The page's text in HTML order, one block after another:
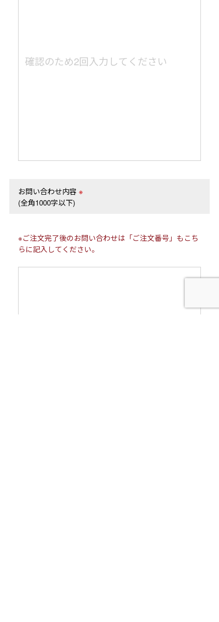
お問い合わせ内容※
(全角1000字以下)
※ご注文完了後のお問い合わせは「ご注文番号」もこち
らに記入してください。